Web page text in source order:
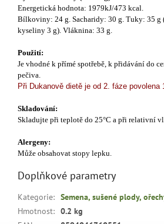
Energetická hodnota: 1979kJ/473 kcal.
Bílkoviny: 24 g. Sacharidy: 30 g. Tuky: 35 g
kyseliny 3 g). Vláknina: 33 g.
Použití:
Je vhodné k přímé spotřebě, k přidávání do
pečiva.
Při Dukanově dietě je od 2. fáze povolena
Skladování:
Skladujte při teplotě do 25°C a při relativní
Alergeny:
Může obsahovat stopy lepku.
Doplňkové parametry
Kategorie: Semena, sušené plody,
Hmotnost: 0.2 kg